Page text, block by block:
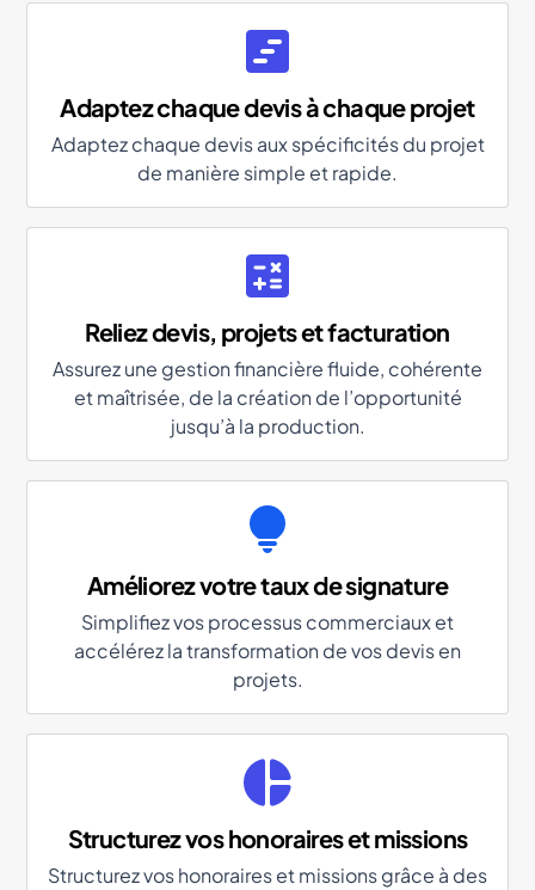
Adaptez chaque devis à chaque projet
Adaptez chaque devis aux spécificités du projet
de manière simple et rapide.
Reliez devis, projets et facturation
Assurez une gestion financière fluide, cohérente
et maîtrisée, de la création de l’opportunité
jusqu’à la production.
Améliorez votre taux de signature
Simplifiez vos processus commerciaux et
accélérez la transformation de vos devis en
projets.
Structurez vos honoraires et missions
Structurez vos honoraires et missions grâce à des